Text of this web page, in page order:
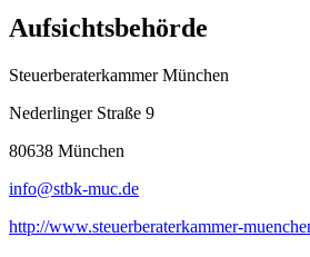
Aufsichtsbehörde
Steuerberaterkammer München
Nederlinger Straße 9
80638 München
info@stbk-muc.de
http://www.steuerberaterkammer-